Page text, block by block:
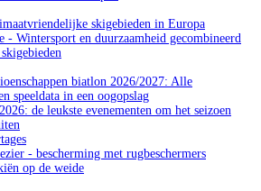
skigebieden in Europa
- Wintersport en duurzaamheid gecombineerd
biatlon 2026/2027: Alle
speeldata in een oogopslag
de leukste evenementen om het seizoen
- bescherming met rugbeschermers
op de weide